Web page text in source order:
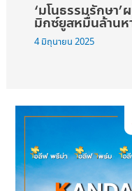
‘มโนธรรมรักษา
มิกซ์ยูสหมื่นล้านห
4 มิถุนายน 2025